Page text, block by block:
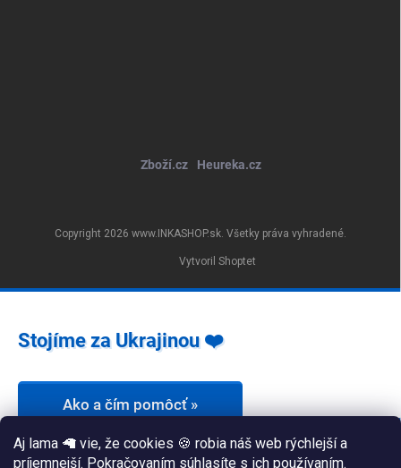
Aj lama 🦙 vie, že cookies 🍪 robia náš web rýchlejší a
príjemnejší. Pokračovaním súhlasíte s ich používaním.
Zboží.cz Heureka.cz
Vytvoril Shoptet
Copyright 2026 www.INKASHOP.sk. Všetky práva vyhradené.
Stojíme za Ukrajinou ❤️
Ako a čím pomôcť »